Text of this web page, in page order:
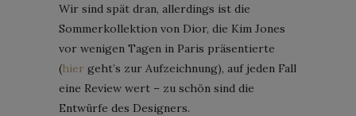
Wir sind spät dran, allerdings ist die
Sommerkollektion von Dior, die Kim Jones
vor wenigen Tagen in Paris präsentierte
(hier geht’s zur Aufzeichnung), auf jeden Fall
eine Review wert – zu schön sind die
Entwürfe des Designers.